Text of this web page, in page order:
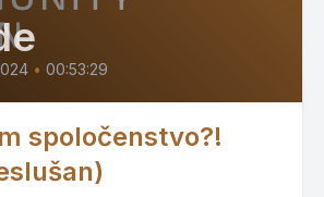
• 00:53:29
spoločenstvo?!